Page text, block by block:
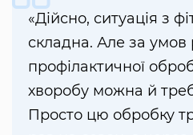
«Дійсно, ситуація з
складна. Але за умов
профілактичної
хворобу можна й
Просто цю обробку